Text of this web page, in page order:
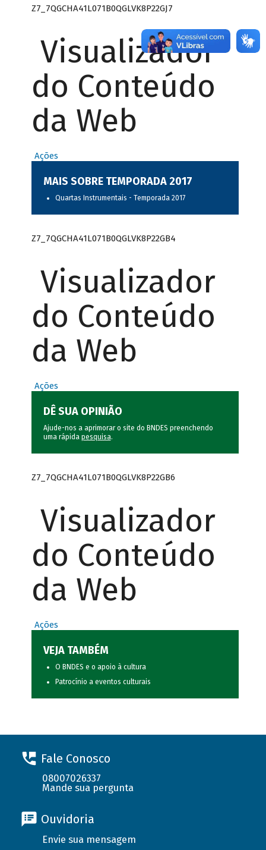
Z7_7QGCHA41L071B0QGLVK8P22GJ7
Visualizador
do Conteúdo
da Web
Ações
MAIS SOBRE TEMPORADA 2017
Quartas Instrumentais - Temporada 2017
Z7_7QGCHA41L071B0QGLVK8P22GB4
Visualizador
do Conteúdo
da Web
Ações
DÊ SUA OPINIÃO
Ajude-nos a aprimorar o site do BNDES preenchendo
uma rápida pesquisa.
Z7_7QGCHA41L071B0QGLVK8P22GB6
Visualizador
do Conteúdo
da Web
Ações
VEJA TAMBÉM
O BNDES e o apoio à cultura
Patrocínio a eventos culturais
Fale Conosco
08007026337
Mande sua pergunta
Ouvidoria
Envie sua mensagem